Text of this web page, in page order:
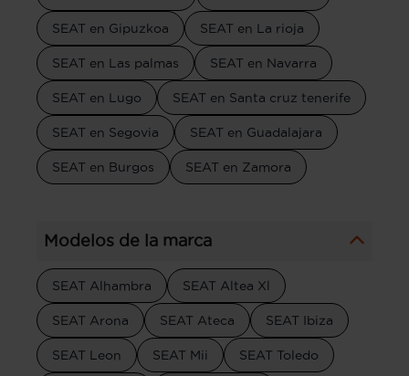
SEAT en Gipuzkoa SEAT en La rioja
SEAT en Las palmas SEAT en Navarra
SEAT en Lugo SEAT en Santa cruz tenerife
SEAT en Segovia SEAT en Guadalajara
SEAT en Burgos SEAT en Zamora
Modelos de la marca
SEAT Alhambra SEAT Altea Xl
SEAT Arona SEAT Ateca SEAT Ibiza
SEAT Leon SEAT Mii SEAT Toledo